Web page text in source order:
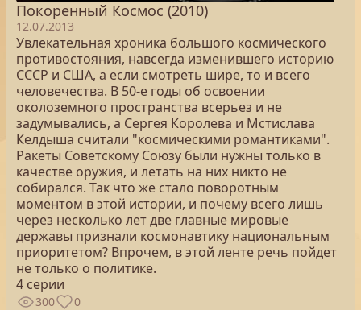
Покоренный Космос (2010)
12.07.2013
Увлекательная хроника большого космического
противостояния, навсегда изменившего историю
СССР и США, а если смотреть шире, то и всего
человечества. В 50-е годы об освоении
околоземного пространства всерьез и не
задумывались, а Сергея Королева и Мстислава
Келдыша считали "космическими романтиками".
Ракеты Советскому Союзу были нужны только в
качестве оружия, и летать на них никто не
собирался. Так что же стало поворотным
моментом в этой истории, и почему всего лишь
через несколько лет две главные мировые
державы признали космонавтику национальным
приоритетом? Впрочем, в этой ленте речь пойдет
не только о политике.
4 серии
300 0